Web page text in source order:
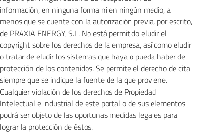
información, en ninguna forma ni en ningún medio, a
menos que se cuente con la autorización previa, por escrito,
de PRAXIA ENERGY, S.L. No está permitido eludir el
copyright sobre los derechos de la empresa, así como eludir
o tratar de eludir los sistemas que haya o pueda haber de
protección de los contenidos. Se permite el derecho de cita
siempre que se indique la fuente de la que proviene.
Cualquier violación de los derechos de Propiedad
Intelectual e Industrial de este portal o de sus elementos
podrá ser objeto de las oportunas medidas legales para
lograr la protección de éstos.